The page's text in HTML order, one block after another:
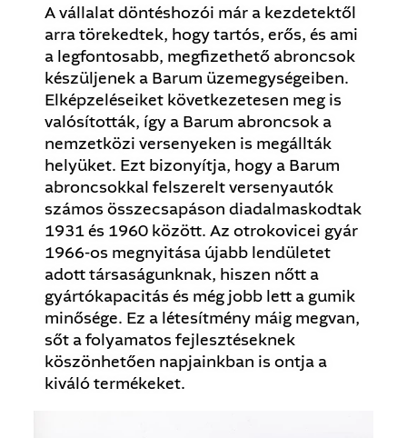
A vállalat döntéshozói már a kezdetektől
arra törekedtek, hogy tartós, erős, és ami
a legfontosabb, megfizethető abroncsok
készüljenek a Barum üzemegységeiben.
Elképzeléseiket következetesen meg is
valósították, így a Barum abroncsok a
nemzetközi versenyeken is megállták
helyüket. Ezt bizonyítja, hogy a Barum
abroncsokkal felszerelt versenyautók
számos összecsapáson diadalmaskodtak
1931 és 1960 között. Az otrokovicei gyár
1966-os megnyitása újabb lendületet
adott társaságunknak, hiszen nőtt a
gyártókapacitás és még jobb lett a gumik
minősége. Ez a létesítmény máig megvan,
sőt a folyamatos fejlesztéseknek
köszönhetően napjainkban is ontja a
kiváló termékeket.